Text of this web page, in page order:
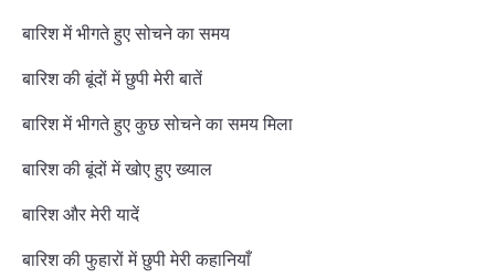
बारिश में भीगते हुए सोचने का समय
बारिश की बूंदों में छुपी मेरी बातें
बारिश में भीगते हुए कुछ सोचने का समय मिला
बारिश की बूंदों में खोए हुए ख्याल
बारिश और मेरी यादें
बारिश की फुहारों में छुपी मेरी कहानियाँ